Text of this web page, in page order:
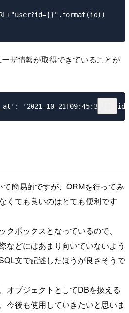
ザ情報が取得できていることが
簡易的ですが、ORMを行ってみ
くても良いのはとても便利です
クボックスとなっているので、
などにはあまり向いていないよう
文で記述したほうが良さそうで
オブジェクトとしてDBを扱える
今後も使用していきたいと思いま